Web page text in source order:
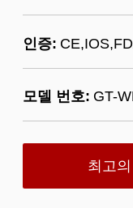
인증:
모델 번호: GT-
최고